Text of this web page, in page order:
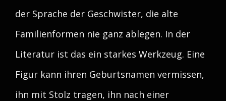
der Sprache der Geschwister, die alte
Familienformen nie ganz ablegen. In der
Literatur ist das ein starkes Werkzeug. Eine
Figur kann ihren Geburtsnamen vermissen,
ihn mit Stolz tragen, ihn nach einer